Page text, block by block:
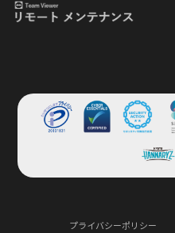
プライバシーポリシー